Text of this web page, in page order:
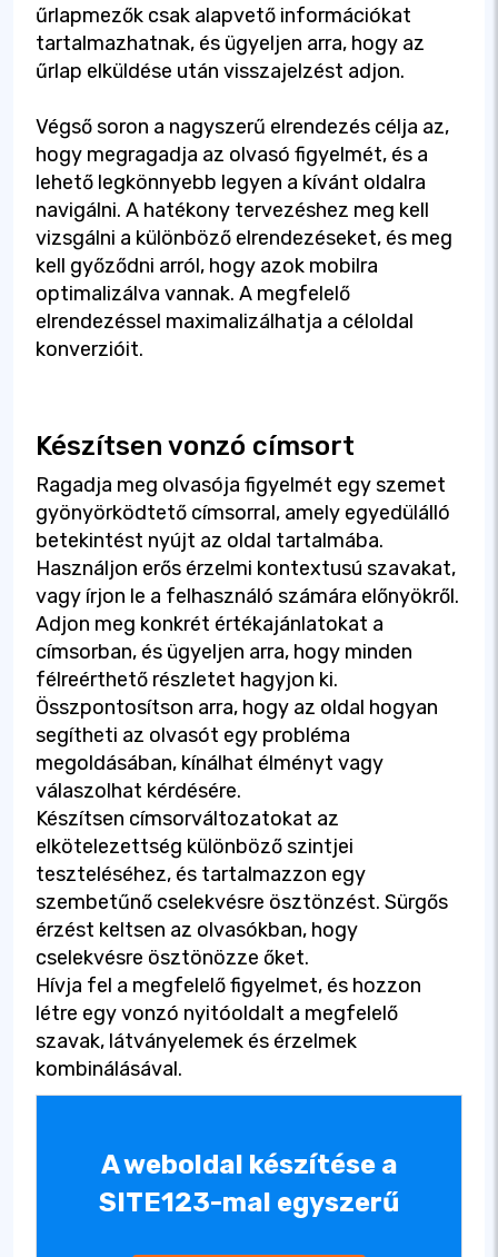
űrlapmezők csak alapvető információkat
tartalmazhatnak, és ügyeljen arra, hogy az
űrlap elküldése után visszajelzést adjon.
Végső soron a nagyszerű elrendezés célja az,
hogy megragadja az olvasó figyelmét, és a
lehető legkönnyebb legyen a kívánt oldalra
navigálni. A hatékony tervezéshez meg kell
vizsgálni a különböző elrendezéseket, és meg
kell győződni arról, hogy azok mobilra
optimalizálva vannak. A megfelelő
elrendezéssel maximalizálhatja a céloldal
konverzióit.
Készítsen vonzó címsort
Ragadja meg olvasója figyelmét egy szemet
gyönyörködtető címsorral, amely egyedülálló
betekintést nyújt az oldal tartalmába.
Használjon erős érzelmi kontextusú szavakat,
vagy írjon le a felhasználó számára előnyökről.
Adjon meg konkrét értékajánlatokat a
címsorban, és ügyeljen arra, hogy minden
félreérthető részletet hagyjon ki.
Összpontosítson arra, hogy az oldal hogyan
segítheti az olvasót egy probléma
megoldásában, kínálhat élményt vagy
válaszolhat kérdésére.
Készítsen címsorváltozatokat az
elkötelezettség különböző szintjei
teszteléséhez, és tartalmazzon egy
szembetűnő cselekvésre ösztönzést. Sürgős
érzést keltsen az olvasókban, hogy
cselekvésre ösztönözze őket.
Hívja fel a megfelelő figyelmet, és hozzon
létre egy vonzó nyitóoldalt a megfelelő
szavak, látványelemek és érzelmek
kombinálásával.
A weboldal készítése a
SITE123-mal egyszerű